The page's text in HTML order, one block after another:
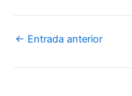
← Entrada anterior